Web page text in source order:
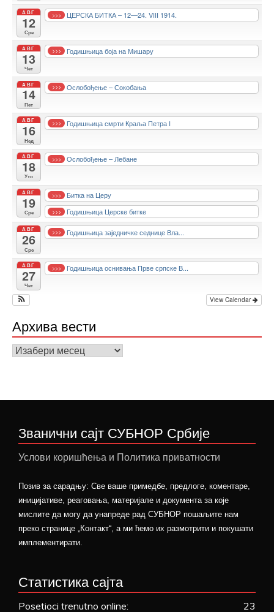
АВГ
12
Сре
>>> ЦЕРСКА БИТКА – 12—24. VIII 1914.
АВГ
13
Чет
>>> Годишњица боја на Мишару
АВГ
14
Пет
>>> Ослобођење – Сокобања
АВГ
16
Нед
>>> Годишњица смрти Краља Петра I
АВГ
18
Уто
>>> Ослобођење – Лебане
АВГ
19
Сре
>>> Битка на Церу
>>> Годишњица Церске битке
АВГ
26
Сре
>>> Годишњица заједничке седнице Вла...
АВГ
27
Чет
>>> Годишњица оснивања Прве српске В...
View Calendar
Архива вести
Архива
Званични сајт СУБНОР Србије
Услови коришћења и Политика приватности
Позив за сарадњу: Све ваше примедбе, предлоге, коментаре,
иницијативе, реаговања, материјале и документа за које
мислите да могу да унапреде рад СУБНОР пошаљите нам
преко странице „Контакт“, а ми ћемо их размотрити и покушати
имплементирати.
Статистика сајта
23
Posetioci trenutno online: